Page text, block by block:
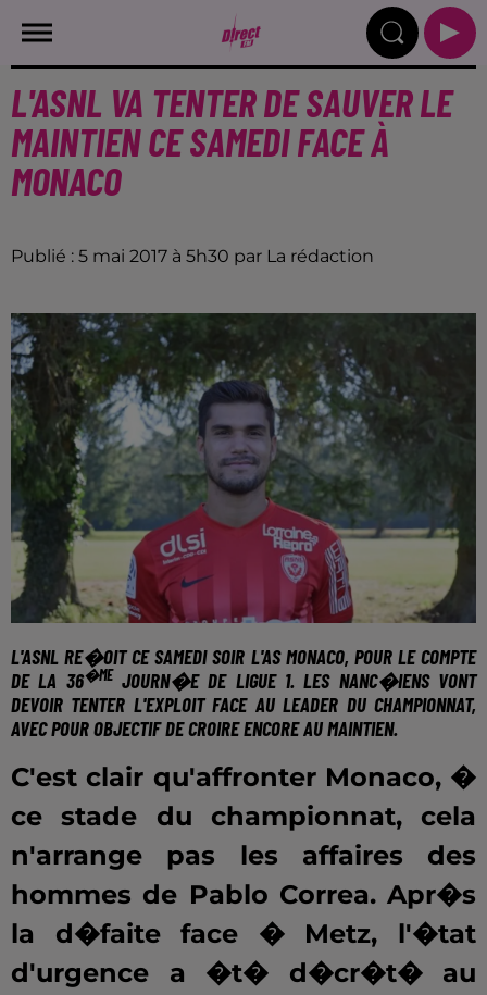
L'ASNL VA TENTER DE SAUVER LE
MAINTIEN CE SAMEDI FACE À
MONACO
Publié : 5 mai 2017 à 5h30 par La rédaction
L'ASNL RE�OIT CE SAMEDI SOIR L'AS MONACO, POUR LE COMPTE
DE LA 36�MEJOURN�E DE LIGUE 1. LES NANC�IENS VONT
DEVOIR TENTER L'EXPLOIT FACE AU LEADER DU CHAMPIONNAT,
AVEC POUR OBJECTIF DE CROIRE ENCORE AU MAINTIEN.
C'est clair qu'affronter Monaco, �
ce stade du championnat, cela
n'arrange pas les affaires des
hommes de Pablo Correa. Apr�s
la d�faite face � Metz, l'�tat
d'urgence a �t� d�cr�t� au